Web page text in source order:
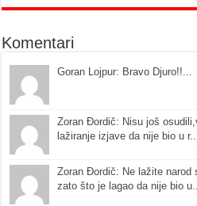
Komentari
Goran Lojpur: Bravo Djuro!!...
Zoran Đordič: Nisu još
lažiranje izjave da nije bio u
Zoran Đordič: Ne lažite
zato što je lagao da nije bio